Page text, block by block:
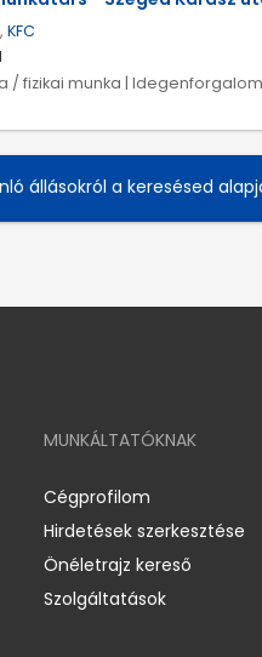
KFC
/ fizikai munka |
állásokról a keresésed
MUNKÁLTATÓKNAK
Cégprofilom
Hirdetések szerkesztése
Önéletrajz kereső
Szolgáltatások